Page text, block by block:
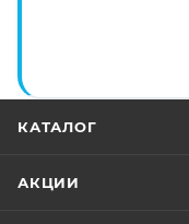
КАТАЛОГ
АКЦИИ